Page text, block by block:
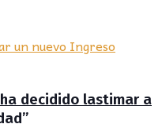
decidido lastimar a